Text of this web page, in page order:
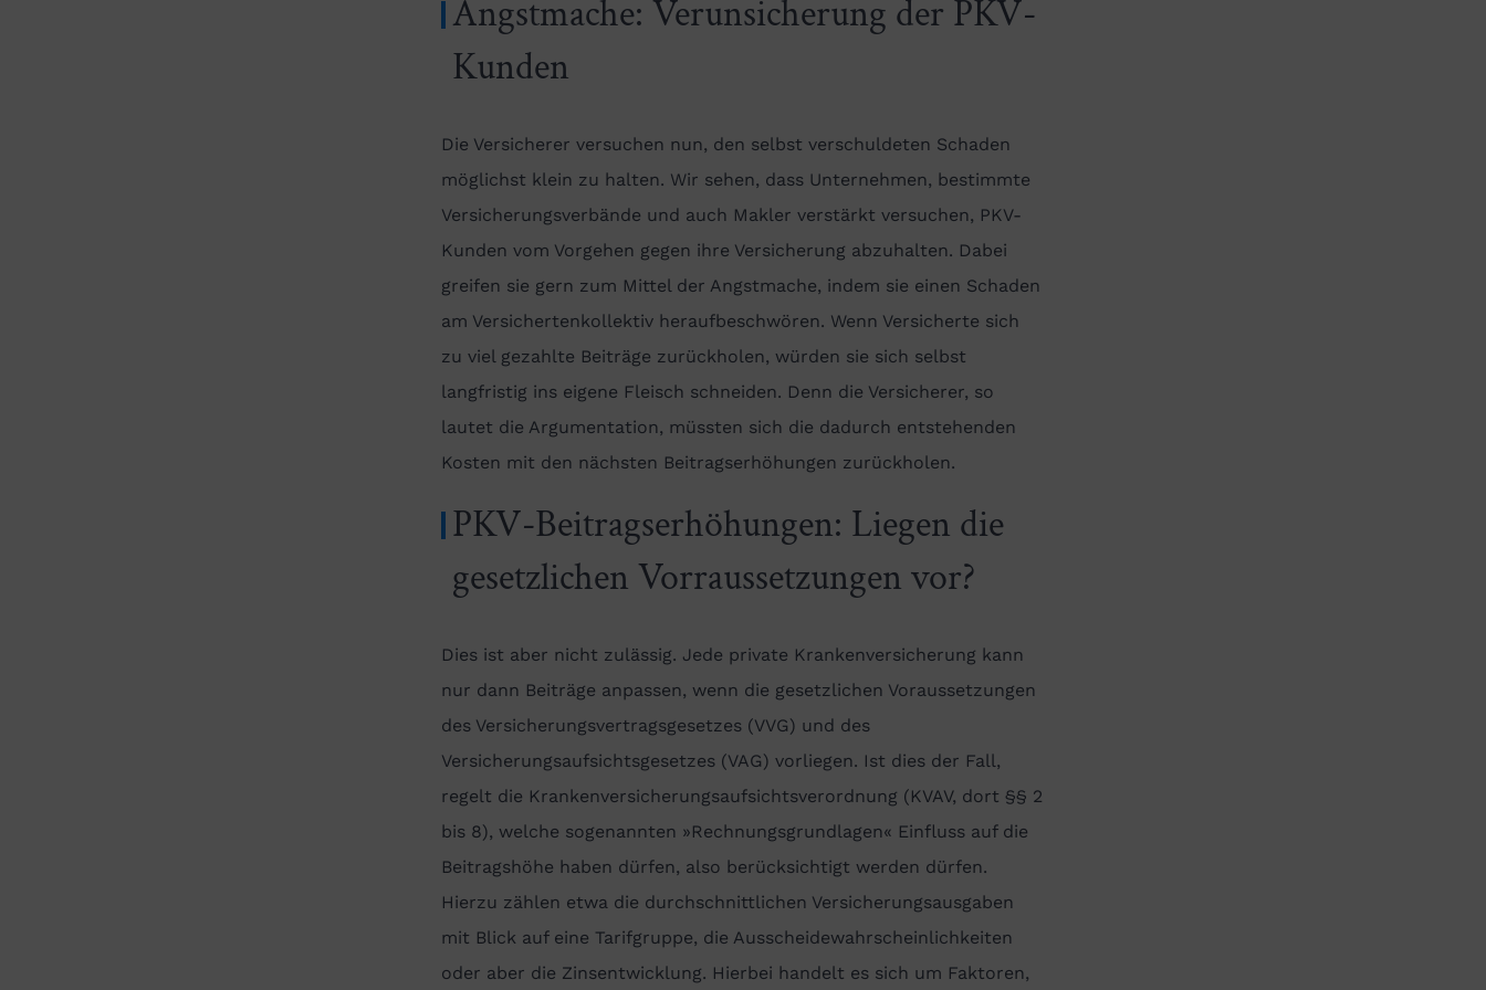
Angstmache: Verunsicherung der PKV-
Kunden
Die Versicherer versuchen nun, den selbst verschuldeten Schaden
möglichst klein zu halten. Wir sehen, dass Unternehmen, bestimmte
Versicherungsverbände und auch Makler verstärkt versuchen, PKV-
Kunden vom Vorgehen gegen ihre Versicherung abzuhalten. Dabei
greifen sie gern zum Mittel der Angstmache, indem sie einen Schaden
am Versichertenkollektiv heraufbeschwören. Wenn Versicherte sich
zu viel gezahlte Beiträge zurückholen, würden sie sich selbst
langfristig ins eigene Fleisch schneiden. Denn die Versicherer, so
lautet die Argumentation, müssten sich die dadurch entstehenden
Kosten mit den nächsten Beitragserhöhungen zurückholen.
PKV-Beitragserhöhungen: Liegen die
gesetzlichen Vorraussetzungen vor?
Dies ist aber nicht zulässig. Jede private Krankenversicherung kann
nur dann Beiträge anpassen, wenn die gesetzlichen Voraussetzungen
des Versicherungsvertragsgesetzes (VVG) und des
Versicherungsaufsichtsgesetzes (VAG) vorliegen. Ist dies der Fall,
regelt die Krankenversicherungsaufsichtsverordnung (KVAV, dort §§ 2
bis 8), welche sogenannten »Rechnungsgrundlagen« Einfluss auf die
Beitragshöhe haben dürfen, also berücksichtigt werden dürfen.
Hierzu zählen etwa die durchschnittlichen Versicherungsausgaben
mit Blick auf eine Tarifgruppe, die Ausscheidewahrscheinlichkeiten
oder aber die Zinsentwicklung. Hierbei handelt es sich um Faktoren,